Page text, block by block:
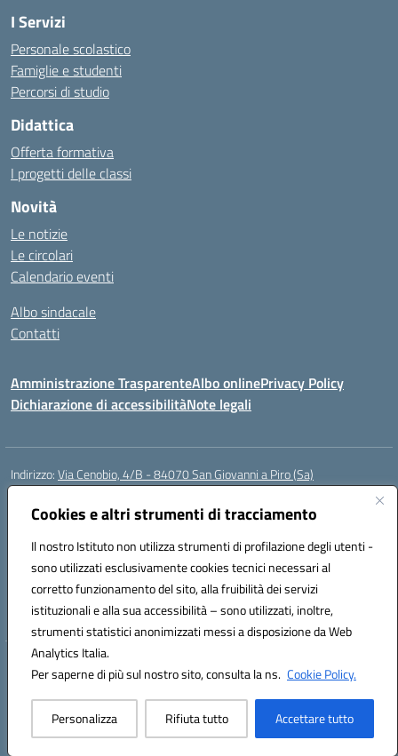
Cookies e altri strumenti di tracciamento
Il nostro Istituto non utilizza strumenti di profilazione degli utenti -
sono utilizzati esclusivamente cookies tecnici necessari al
corretto funzionamento del sito, alla fruibilità dei servizi
istituzionali e alla sua accessibilità – sono utilizzati, inoltre,
strumenti statistici anonimizzati messi a disposizione da Web
Analytics Italia.
Per saperne di più sul nostro sito, consulta la ns. Cookie Policy.
Personalizza Rifiuta tutto Accettare tutto
I Servizi
Personale scolastico
Famiglie e studenti
Percorsi di studio
Didattica
Offerta formativa
I progetti delle classi
Novità
Le notizie
Le circolari
Calendario eventi
Albo sindacale
Contatti
Amministrazione TrasparenteAlbo onlinePrivacy Policy
Dichiarazione di accessibilitàNote legali
Indirizzo:Via Cenobio, 4/B - 84070 San Giovanni a Piro (Sa)
Centralino:
Posta elettronica certificata (PEC):saic815005@pec.istruzione.it
Codice fiscale: 84001740657
Codice meccanografico:SAIC815005
Codice Indice delle Pubbliche Amministrazioni (IPA): istsc_SAIC815005
Codice unico di fatturazione (CUF): UFDQ9V
Hosting & Powered by 3D Solution S.r.l.
Concept & Design by Designers Italia